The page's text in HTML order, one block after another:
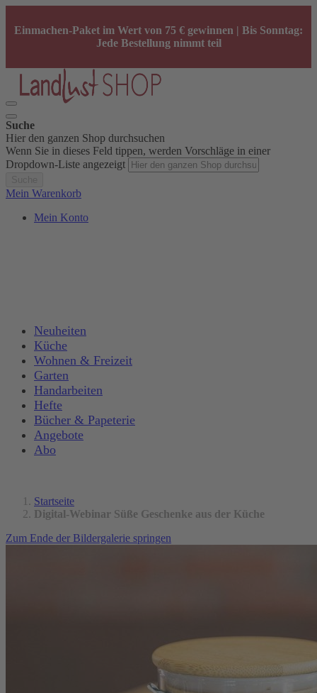
Einmachen-Paket im Wert von 75 € gewinnen | Bis Sonntag:
Jede Bestellung nimmt teil
Suche
Hier den ganzen Shop durchsuchen
Wenn Sie in dieses Feld tippen, werden Vorschläge in einer
Dropdown-Liste angezeigt
Mein Warenkorb
Mein Konto
Neuheiten
Küche
Wohnen & Freizeit
Garten
Handarbeiten
Hefte
Bücher & Papeterie
Angebote
Abo
Startseite
Digital-Webinar Süße Geschenke aus der Küche
Zum Ende der Bildergalerie springen